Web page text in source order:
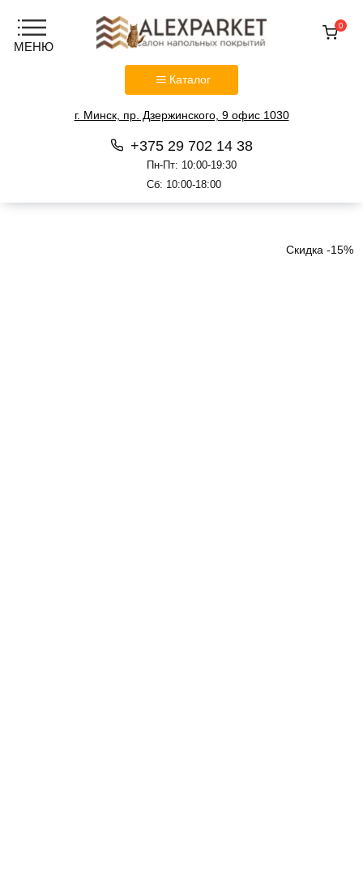
Каталог
г. Минск, пр. Дзержинского, 9 офис 1030
+375 29 702 14 38
Пн-Пт: 10:00-19:30
Сб: 10:00-18:00
0
Скидка -15%